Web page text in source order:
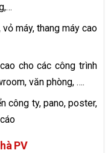
vỏ máy, thang máy cao
cho các công trình
văn phòng, ….
công ty, pano, poster,
PV